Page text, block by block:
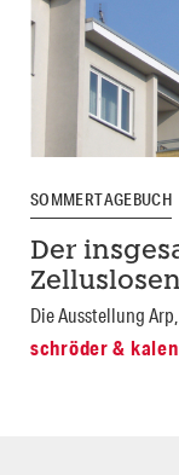
SOMMERTAGEBUCH
Der
Die Ausstellung
schröder &